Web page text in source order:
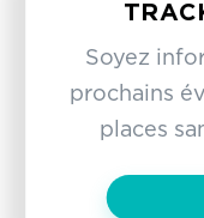
Soyez
prochains
places